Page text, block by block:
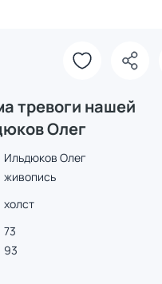
тревоги нашей
Олег
Ильдюков Олег
живопись
холст
73
93